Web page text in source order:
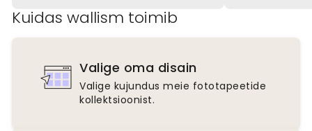
Kuidas wallism toimib
Valige oma disain
Valige kujundus meie fototapeetide
kollektsioonist.